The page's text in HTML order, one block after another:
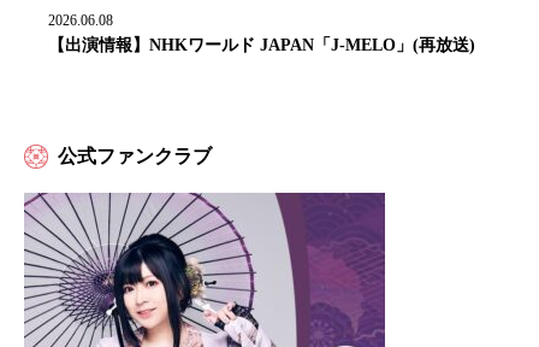
2026.06.08
【出演情報】NHKワールド JAPAN「J-MELO」(再放送)
公式ファンクラブ